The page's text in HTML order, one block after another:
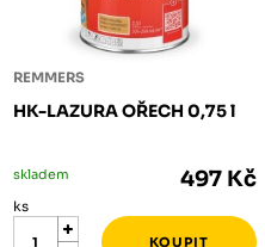
REMMERS
HK-LAZURA OŘECH 0,75 l
skladem 497 Kč
ks